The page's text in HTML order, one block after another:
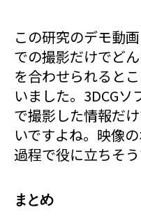
この研究のデモ動
での撮影だけでど
を合わせられると
いました。3DCG
で撮影した情報だ
いですよね。映像
過程で役に立ちそう
まとめ